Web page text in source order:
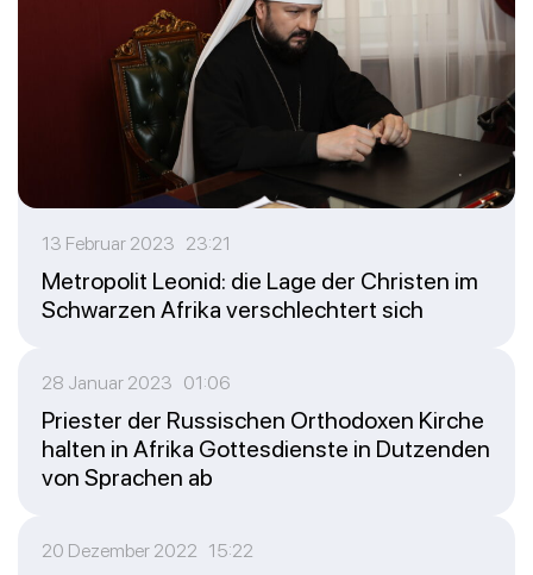
13 Februar 2023 23:21
Metropolit Leonid: die Lage der Christen im
Schwarzen Afrika verschlechtert sich
28 Januar 2023 01:06
Priester der Russischen Orthodoxen Kirche
halten in Afrika Gottesdienste in Dutzenden
von Sprachen ab
20 Dezember 2022 15:22